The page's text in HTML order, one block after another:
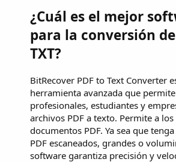
¿Cuál es el mejor
para la conversión de
TXT?
BitRecover PDF to Text Converter
herramienta avanzada que
profesionales, estudiantes y
archivos PDF a texto. Permite a
documentos PDF. Ya sea que
PDF escaneados, grandes o
software garantiza precisión y